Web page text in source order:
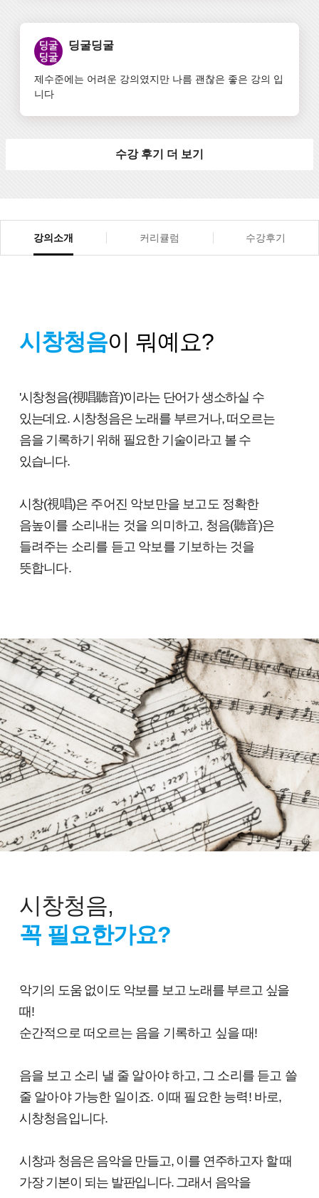
딩굴딩굴
제수준에는 어려운 강의였지만 나름 괜찮은 좋은 강의 입
니다
수강 후기 더 보기
강의소개 커리큘럼 수강후기
시창청음이 뭐예요?
'시창청음(視唱聽音)'이라는 단어가 생소하실 수
있는데요. 시창청음은 노래를 부르거나, 떠오르는
음을 기록하기 위해 필요한 기술이라고 볼 수
있습니다.
시창(視唱)은 주어진 악보만을 보고도 정확한
음높이를 소리내는 것을 의미하고, 청음(聽音)은
들려주는 소리를 듣고 악보를 기보하는 것을
뜻합니다.
시창청음,
꼭 필요한가요?
악기의 도움 없이도 악보를 보고 노래를 부르고 싶을
때!
순간적으로 떠오르는 음을 기록하고 싶을 때!
음을 보고 소리 낼 줄 알아야 하고, 그 소리를 듣고 쓸
줄 알아야 가능한 일이죠. 이때 필요한 능력! 바로,
시창청음입니다.
시창과 청음은 음악을 만들고, 이를 연주하고자 할 때
가장 기본이 되는 발판입니다. 그래서 음악을